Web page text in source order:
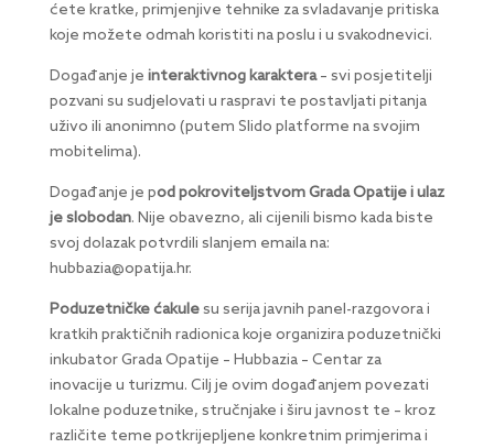
ćete kratke, primjenjive tehnike za svladavanje pritiska
koje možete odmah koristiti na poslu i u svakodnevici.
Događanje je interaktivnog karaktera– svi posjetitelji
pozvani su sudjelovati u raspravi te postavljati pitanja
uživo ili anonimno (putem Slido platforme na svojim
mobitelima).
Događanje je pod pokroviteljstvom Grada Opatije i ulaz
je slobodan. Nije obavezno, ali cijenili bismo kada biste
svoj dolazak potvrdili slanjem emaila na:
hubbazia@opatija.hr.
Poduzetničke ćakulesu serija javnih panel-razgovora i
kratkih praktičnih radionica koje organizira poduzetnički
inkubator Grada Opatije – Hubbazia – Centar za
inovacije u turizmu. Cilj je ovim događanjem povezati
lokalne poduzetnike, stručnjake i širu javnost te – kroz
različite teme potkrijepljene konkretnim primjerima i